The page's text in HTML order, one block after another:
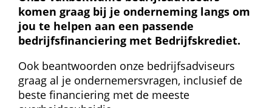
komen graag bij je onderneming langs om
jou te helpen aan een passende
bedrijfsfinanciering met Bedrijfskrediet.
Ook beantwoorden onze bedrijfsadviseurs
graag al je ondernemersvragen, inclusief de
beste financiering met de meeste